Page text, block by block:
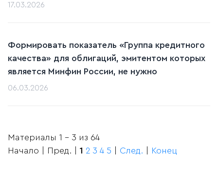
17.03.2026
Формировать показатель «Группа кредитного
качества» для облигаций, эмитентом которых
является Минфин России, не нужно
06.03.2026
Материалы 1 - 3 из 64
Начало | Пред. | 1 2 3 4 5 След. Конец